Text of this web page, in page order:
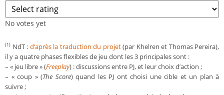
No votes yet
(1) NdT : d’après la traduction du projet(par Khelren et Thomas Pereira),
il y a quatre phases flexibles de jeu dont les 3 principales sont :
– « jeu libre » (Freeplay) : discussions entre PJ, et leur choix d’action ;
– « coup » (The Score) quand les PJ ont choisi une cible et un plan à
suivre ;